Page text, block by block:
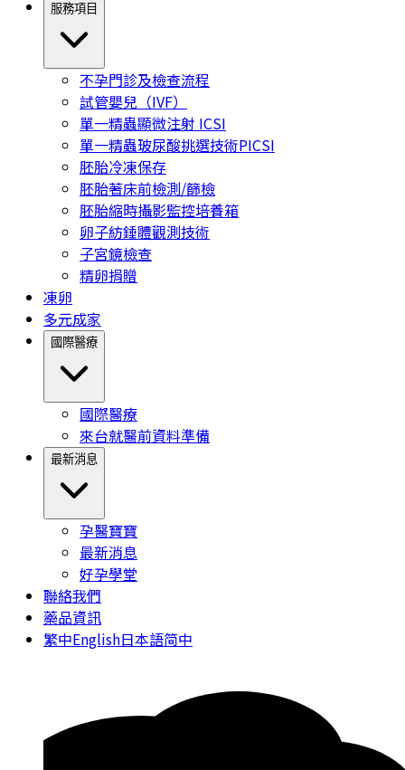
服務項目
不孕門診及檢查流程
試管嬰兒（IVF）
單一精蟲顯微注射 ICSI
單一精蟲玻尿酸挑選技術PICSI
胚胎冷凍保存
胚胎著床前檢測/篩檢
胚胎縮時攝影監控培養箱
卵子紡錘體觀測技術
子宮鏡檢查
精卵捐贈
凍卵
多元成家
國際醫療
國際醫療
來台就醫前資料準備
最新消息
孕醫寶寶
最新消息
好孕學堂
聯絡我們
藥品資訊
繁中English日本語简中